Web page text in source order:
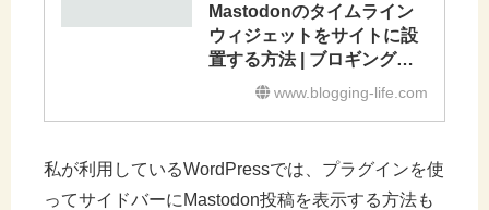
Mastodonのタイムライン
ウィジェットをサイトに設
置する方法 | ブロギングラ
www.blogging-life.com
私が利用しているWordPressでは、プラグインを使
ってサイドバーにMastodon投稿を表示する方法も